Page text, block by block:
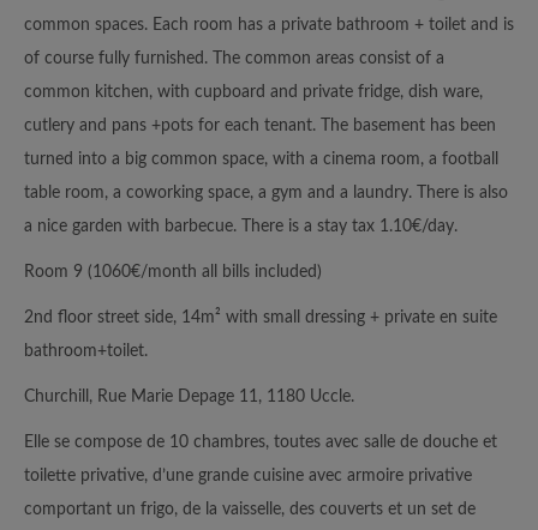
common spaces. Each room has a private bathroom + toilet and is
of course fully furnished. The common areas consist of a
common kitchen, with cupboard and private fridge, dish ware,
cutlery and pans +pots for each tenant. The basement has been
turned into a big common space, with a cinema room, a football
table room, a coworking space, a gym and a laundry. There is also
a nice garden with barbecue. There is a stay tax 1.10€/day.
Room 9 (1060€/month all bills included)
2nd floor street side, 14m² with small dressing + private en suite
bathroom+toilet.
Churchill, Rue Marie Depage 11, 1180 Uccle.
Elle se compose de 10 chambres, toutes avec salle de douche et
toilette privative, d’une grande cuisine avec armoire privative
comportant un frigo, de la vaisselle, des couverts et un set de